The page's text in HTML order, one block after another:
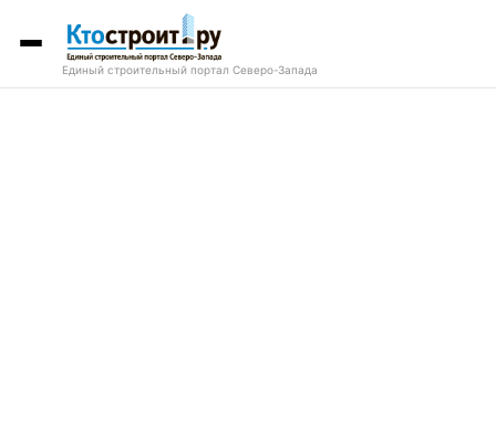
Единый строительный портал Северо-Запада